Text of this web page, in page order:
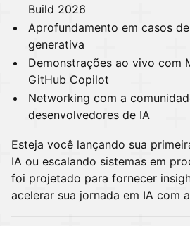
Build 2026
Aprofundamento em casos
generativa
Demonstrações ao vivo com
GitHub Copilot
Networking com a
desenvolvedores de IA
Esteja você lançando sua
IA ou escalando sistemas em
foi projetado para fornecer
acelerar sua jornada em IA com